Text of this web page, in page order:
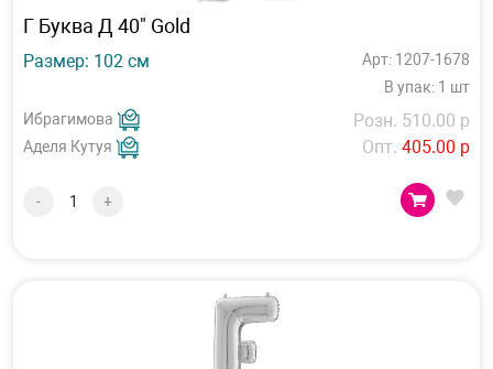
Г Буква Д 40" Gold
Размер: 102 см
Арт: 1207-1678
В упак: 1 шт
Ибрагимова
Аделя Кутуя
Розн. 510.00 р
Опт. 405.00 р
- +